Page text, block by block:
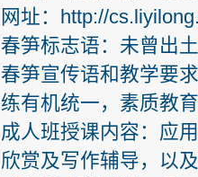
网址： http://
春笋标志语：未曾出
春笋宣传语和教学要
练有机统一，素质教
成人班授课内容：应
欣赏及写作辅导，以